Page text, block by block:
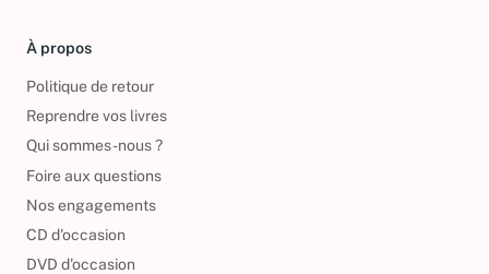
À propos
Politique de retour
Reprendre vos livres
Qui sommes-nous ?
Foire aux questions
Nos engagements
CD d'occasion
DVD d'occasion